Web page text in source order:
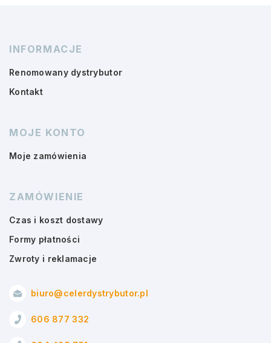
INFORMACJE
Renomowany dystrybutor
Kontakt
MOJE KONTO
Moje zamówienia
ZAMÓWIENIE
Czas i koszt dostawy
Formy płatności
Zwroty i reklamacje
biuro@celerdystrybutor.pl
606 877 332